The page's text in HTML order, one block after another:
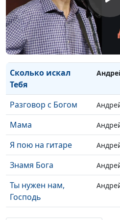
Небесный покой
Ты не грусти
Не говори
Сколько искал
Тебя
Разговор с Богом
Мама
Я пою на гитаре
Знамя Бога
Ты нужен нам,
Господь
Жить не во тьме